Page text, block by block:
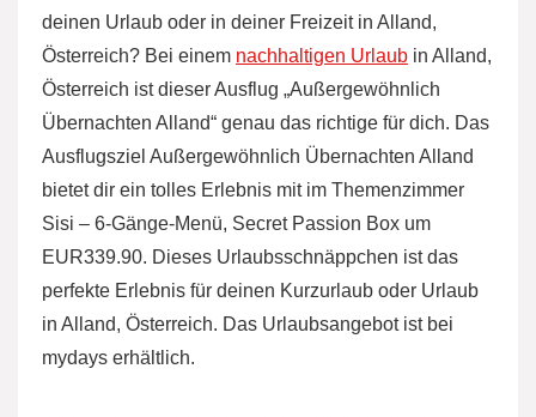
deinen Urlaub oder in deiner Freizeit in Alland,
Österreich? Bei einem nachhaltigen Urlaub in Alland,
Österreich ist dieser Ausflug „Außergewöhnlich
Übernachten Alland“ genau das richtige für dich. Das
Ausflugsziel Außergewöhnlich Übernachten Alland
bietet dir ein tolles Erlebnis mit im Themenzimmer
Sisi – 6-Gänge-Menü, Secret Passion Box um
EUR339.90. Dieses Urlaubsschnäppchen ist das
perfekte Erlebnis für deinen Kurzurlaub oder Urlaub
in Alland, Österreich. Das Urlaubsangebot ist bei
mydays erhältlich.